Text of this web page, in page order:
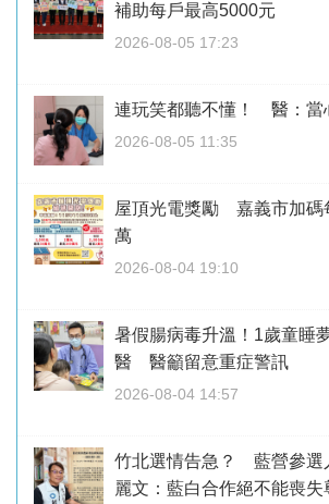
補助每戶最高5000元
2026-08-05 17:23
連玩笑都聽不懂！ 醫：當
2026-08-05 11:35
屋頂光電獎勵 嘉義市加碼
萬
2026-08-04 19:10
暑假腸病毒升溫！1歲童睡
醫 醫籲留意重症警訊
2026-08-04 14:57
竹北選情告急？ 藍營參選
麗文：藍白合作絕不能喪失